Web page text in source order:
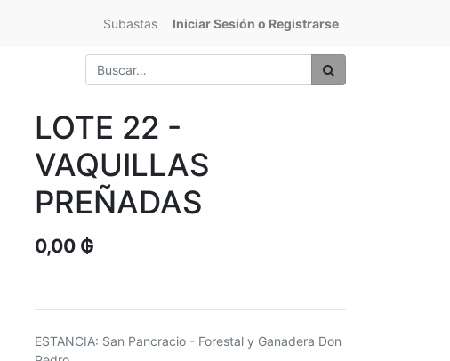
Subastas Iniciar Sesión o Registrarse
LOTE 22 -
VAQUILLAS
PREÑADAS
0,00 ₲
ESTANCIA: San Pancracio - Forestal y Ganadera Don